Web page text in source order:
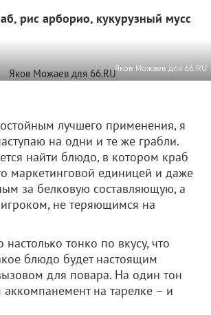
рис арборио, кукурузный мусс
Яков Можаев для 66.RU
лучшего применения, я
на одни и те же грабли.
найти блюдо, в котором краб
маркетинговой единицей и даже
за белковую составляющую, а
не теряющимся на
тонко по вкусу, что
блюдо будет настоящим
для повара. На один тон
аккомпанемент на тарелке – и